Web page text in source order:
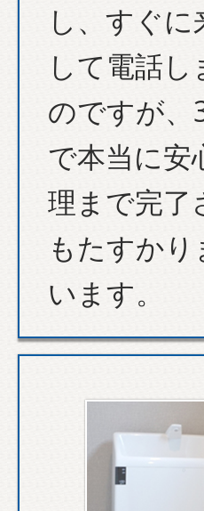
し、すぐ
して電話
のですが、
で本当に安
理まで完了
もたすか
います。